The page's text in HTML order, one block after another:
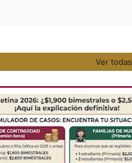
Ver todas